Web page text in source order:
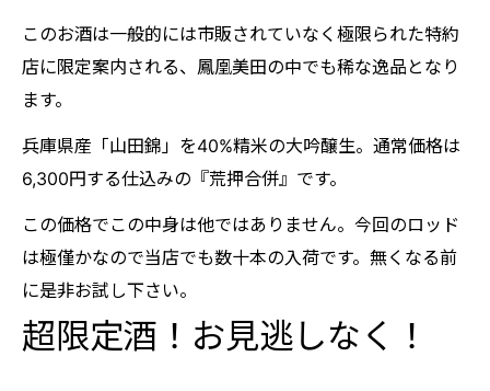
このお酒は一般的には市販されていなく極限られた特約
店に限定案内される、鳳凰美田の中でも稀な逸品となり
ます。
兵庫県産「山田錦」を40%精米の大吟醸生。通常価格は
6,300円する仕込みの『荒押合併』です。
この価格でこの中身は他ではありません。今回のロッド
は極僅かなので当店でも数十本の入荷です。無くなる前
に是非お試し下さい。
超限定酒！お見逃しなく！